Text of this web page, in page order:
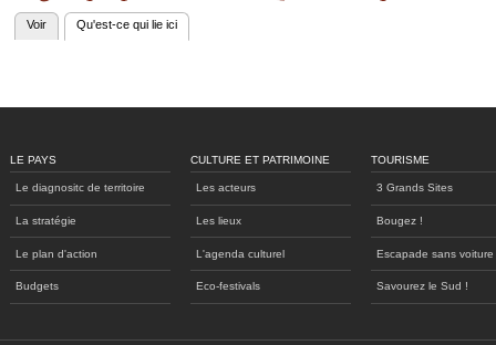
Onglets
Voir Qu'est-ce qui lie ici
LE PAYS
Le diagnositc de territoire
La stratégie
Le plan d'action
Budgets
CULTURE ET PATRIMOINE
Les acteurs
Les lieux
L'agenda culturel
Eco-festivals
TOURISME
3 Grands Sites
Bougez !
Escapade sans voiture
Savourez le Sud !